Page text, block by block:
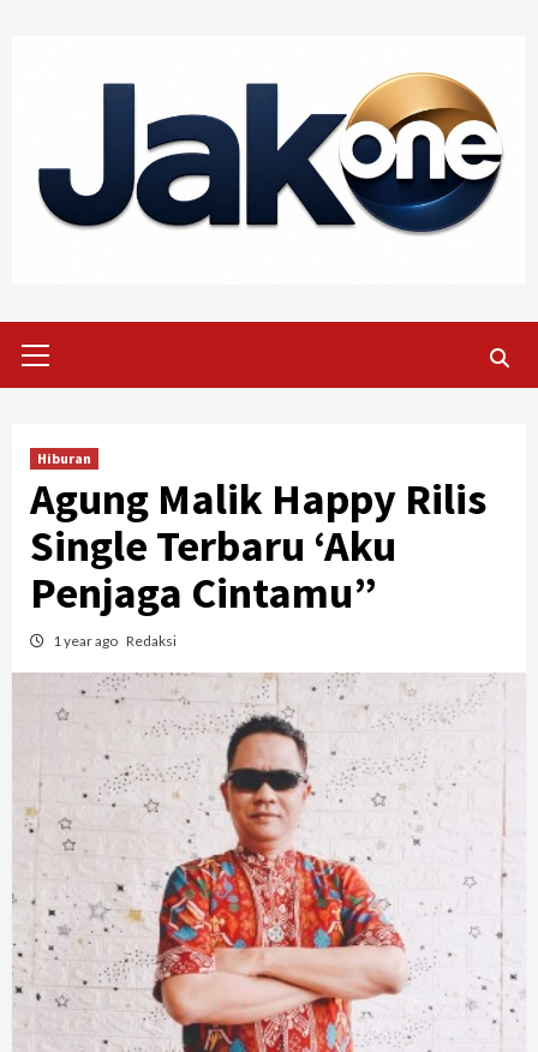
Menu
Hiburan
Agung Malik Happy Rilis
Single Terbaru ‘Aku
Penjaga Cintamu”
1 year ago Redaksi